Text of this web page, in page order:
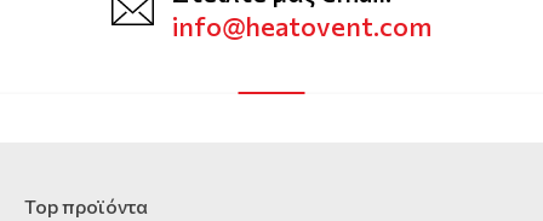
info@heatovent.com
Top προϊόντα